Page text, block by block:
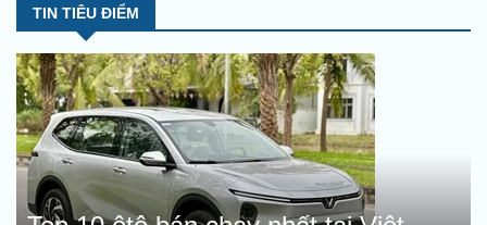
TIN TIÊU ĐIỂM